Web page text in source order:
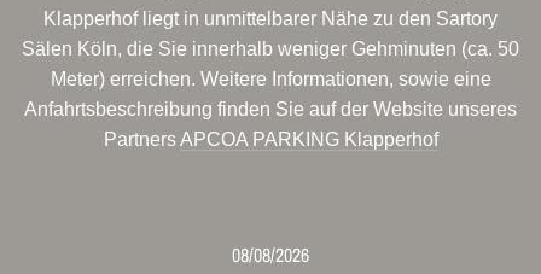
Klapperhof liegt in unmittelbarer Nähe zu den Sartory
Sälen Köln, die Sie innerhalb weniger Gehminuten (ca. 50
Meter) erreichen. Weitere Informationen, sowie eine
Anfahrtsbeschreibung finden Sie auf der Website unseres
PartnersAPCOA PARKING Klapperhof
08/08/2026